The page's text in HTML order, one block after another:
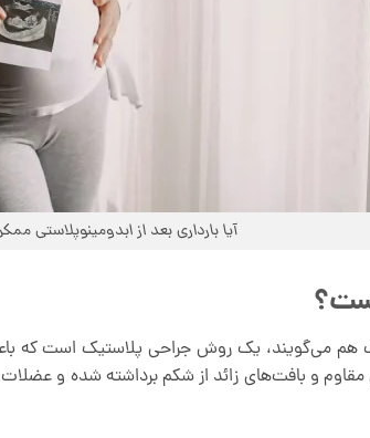
آیا بارداری بعد از ابدومینوپلاستی
هم می‌گویند، یک روش جراحی پلاستیک است که
و بافت‌های زائد از شکم برداشته شده و